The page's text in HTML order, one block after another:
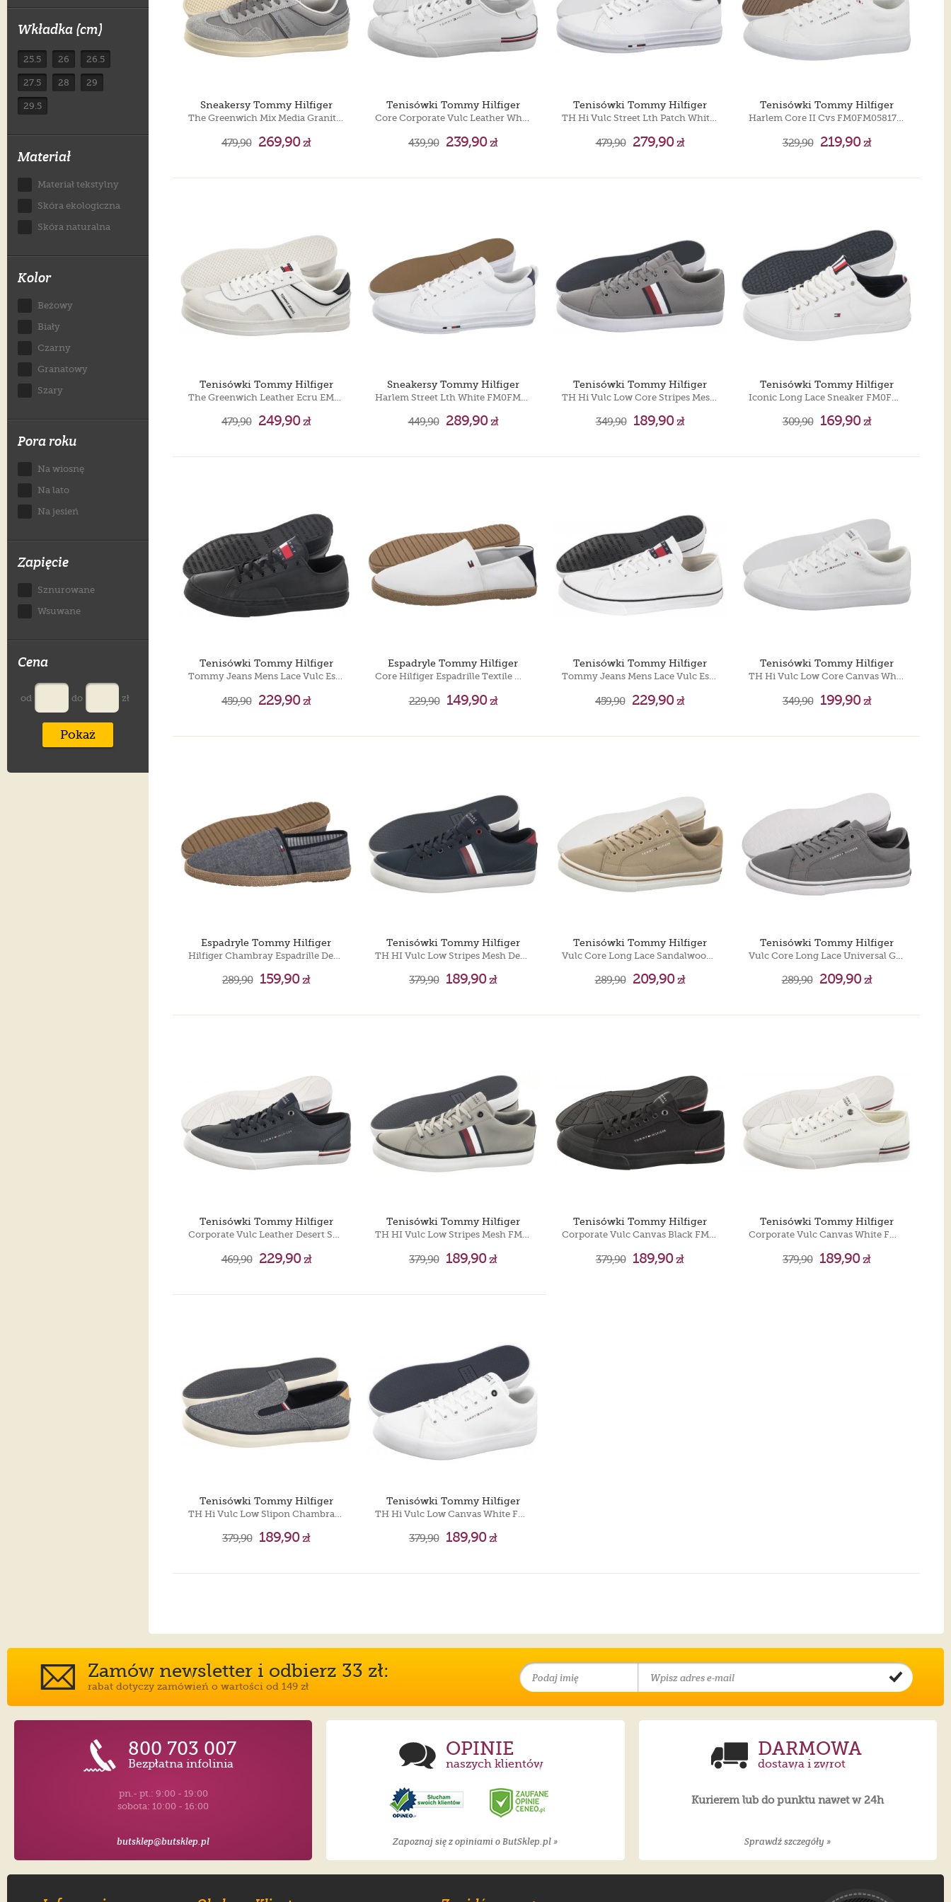
Wkładka (cm)
25.5 26 26.5
27.5 28 29
29.5
Materiał
Materiał tekstylny
Skóra ekologiczna
Skóra naturalna
Kolor
Beżowy
Biały
Czarny
Granatowy
Szary
Pora roku
Na wiosnę
Na lato
Na jesień
Zapięcie
Sznurowane
Wsuwane
Cena
od do zł
Pokaż
Sneakersy Tommy Hilfiger
The Greenwich Mix Media Granita Road EM0EM01606 PRZ
479,90 269,90zł
Tenisówki Tommy Hilfiger
Core Corporate Vulc Leather White FM0FM05399 YBS
439,90 239,90zł
Tenisówki Tommy Hilfiger
TH Hi Vulc Street Lth Patch White/Desert Sky FM0FM05312 0K5
479,90 279,90zł
Tenisówki Tommy Hilfiger
Harlem Core II Cvs FM0FM05817 YBS
329,90 219,90zł
Tenisówki Tommy Hilfiger
479,90 249,90zł
Sneakersy Tommy Hilfiger
449,90 289,90zł
Tenisówki Tommy Hilfiger
349,90 189,90zł
Tenisówki Tommy Hilfiger
309,90 169,90zł
Tenisówki Tommy Hilfiger
Tommy Jeans Mens Lace Vulc Ess Black EM0EM01047 BDS
459,90 229,90zł
Espadryle Tommy Hilfiger
Core Hilfiger Espadrille Textile White FM0FM05792 YBS
229,90 149,90zł
Tenisówki Tommy Hilfiger
Tommy Jeans Mens Lace Vulc Ess White EM0EM01047 YBR
459,90 229,90zł
Tenisówki Tommy Hilfiger
TH Hi Vulc Low Core Canvas White FM0FM05396 YBS
349,90 199,90zł
Espadryle Tommy Hilfiger
289,90 159,90zł
Tenisówki Tommy Hilfiger
379,90 189,90zł
Tenisówki Tommy Hilfiger
289,90 209,90zł
Tenisówki Tommy Hilfiger
289,90 209,90zł
Tenisówki Tommy Hilfiger
Corporate Vulc Leather Desert Sky FM0FM04953 DW5
469,90 229,90zł
Tenisówki Tommy Hilfiger
TH HI Vulc Low Stripes Mesh FM0FM04946 PRT
379,90 189,90zł
Tenisówki Tommy Hilfiger
Corporate Vulc Canvas Black FM0FM04954 BDS
379,90 189,90zł
Tenisówki Tommy Hilfiger
Corporate Vulc Canvas White FM0FM04954 YBS
379,90 189,90zł
Tenisówki Tommy Hilfiger
379,90 189,90zł
Tenisówki Tommy Hilfiger
379,90 189,90zł
Zamów newsletter i odbierz 33 zł:
rabat dotyczy zamówień o wartości od 149 zł
800 703 007
Bezpłatna infolinia
pn.- pt.: 9:00 - 19:00
sobota: 10:00 - 16:00
butsklep@butsklep.pl
OPINIE
naszych klientów
Zapoznaj się z opiniami o ButSklep.pl »
DARMOWA
dostawa i zwrot
Kurierem lub do punktu nawet w 24h
Sprawdź szczegóły »